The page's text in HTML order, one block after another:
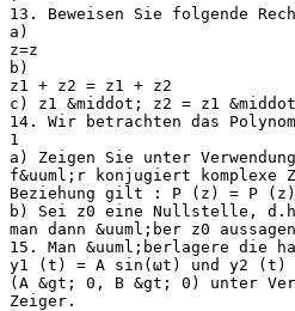
13. Beweisen Sie folgende
a)
z=z
b)
z1 + z2 = z1 + z2
c) z1 &middot; z2 = z1
14. Wir betrachten das
1
a) Zeigen Sie unter
f&uuml;r konjugiert komplexe
Beziehung gilt : P (z) = P (z)
b) Sei z0 eine Nullstelle,
man dann &uuml;ber z0
15. Man &uuml;berlagere die
y1 (t) = A sin(ωt) und y2 (t)
(A &gt; 0, B &gt; 0) unter
Zeiger.